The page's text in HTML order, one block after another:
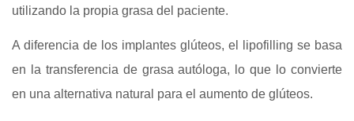
utilizando la propia grasa del paciente.
A diferencia de los implantes glúteos, el lipofilling se basa
en la transferencia de grasa autóloga, lo que lo convierte
en una alternativa natural para el aumento de glúteos.